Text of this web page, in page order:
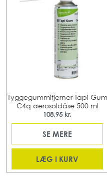
Tyggegummifjerner Tapi Gum
C4q aerosoldåse 500 ml
108,95 kr.
SE MERE
LÆG I KURV